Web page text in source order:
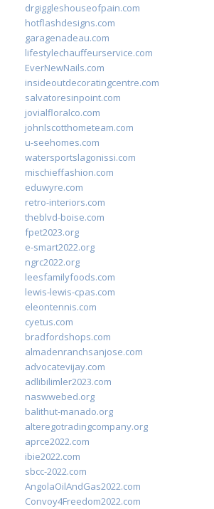
drgiggleshouseofpain.com
hotflashdesigns.com
garagenadeau.com
lifestylechauffeurservice.com
EverNewNails.com
insideoutdecoratingcentre.com
salvatoresinpoint.com
jovialfloralco.com
johnlscotthometeam.com
u-seehomes.com
watersportslagonissi.com
mischieffashion.com
eduwyre.com
retro-interiors.com
theblvd-boise.com
fpet2023.org
e-smart2022.org
ngrc2022.org
leesfamilyfoods.com
lewis-lewis-cpas.com
eleontennis.com
cyetus.com
bradfordshops.com
almadenranchsanjose.com
advocatevijay.com
adlibilimler2023.com
naswwebed.org
balithut-manado.org
alteregotradingcompany.org
aprce2022.com
ibie2022.com
sbcc-2022.com
AngolaOilAndGas2022.com
Convoy4Freedom2022.com